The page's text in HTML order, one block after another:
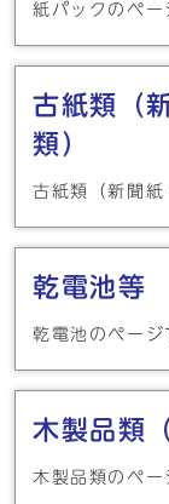
紙パックのペー
古紙類（
類）
古紙類（新聞紙
乾電池等
乾電池のページ
木製品類
木製品類のペー